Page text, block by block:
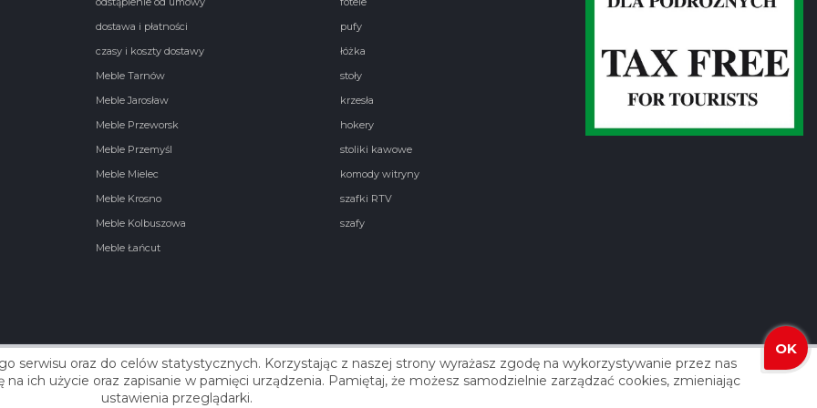
dostawa i płatności
czasy i koszty dostawy
Meble Tarnów
Meble Jarosław
Meble Przeworsk
Meble Przemyśl
Meble Mielec
Meble Krosno
Meble Kolbuszowa
Meble Łańcut
pufy
łóżka
stoły
krzesła
hokery
stoliki kawowe
komody witryny
szafki RTV
szafy
Realizacja: Agencja Reklamowa ROXART
serwisu oraz do celów statystycznych. Korzystając z naszej strony wyrażasz zgodę na wykorzystywanie przez nas
ich użycie oraz zapisanie w pamięci urządzenia. Pamiętaj, że możesz samodzielnie zarządzać cookies, zmieniając
ustawienia przeglądarki.
OK